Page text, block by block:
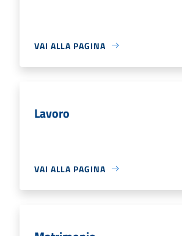
VAI ALLA PAGINA
Lavoro
VAI ALLA PAGINA